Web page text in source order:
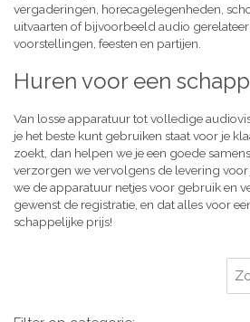
vergaderingen, horecagelegenheden,
uitvaarten of bijvoorbeeld audio
voorstellingen, feesten en partijen.
Huren voor een
Van losse apparatuur tot volledige
je het beste kunt gebruiken staat voor je
zoekt, dan helpen we je een goede
verzorgen we vervolgens de levering
we de apparatuur netjes voor gebruik en
gewenst de registratie, en dat alles voor
schappelijke prijs!